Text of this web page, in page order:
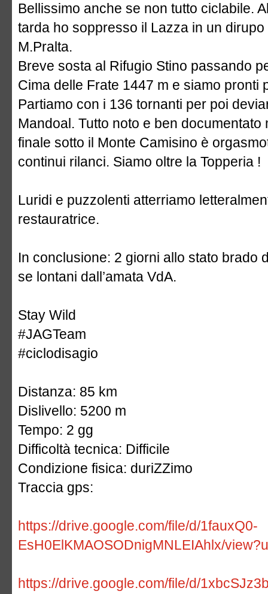
Bellissimo anche se non tutto ciclabile.
tarda ho soppresso il Lazza in un
M.Pralta.
Breve sosta al Rifugio Stino passando
Cima delle Frate 1447 m e siamo pronti
Partiamo con i 136 tornanti per poi
Mandoal. Tutto noto e ben
finale sotto il Monte Camisino è
continui rilanci. Siamo oltre la Topperia !
Luridi e puzzolenti atterriamo
restauratrice.
In conclusione: 2 giorni allo stato brado
se lontani dall’amata VdA.
Stay Wild
#JAGTeam
#ciclodisagio
Distanza: 85 km
Dislivello: 5200 m
Tempo: 2 gg
Difficoltà tecnica: Difficile
Condizione fisica: duriZZimo
Traccia gps:
https://drive.google.com/file/d/1fauxQ0-
EsH0ElKMAOSODnigMNLEIAhlx/
https://drive.google.com/file/d/